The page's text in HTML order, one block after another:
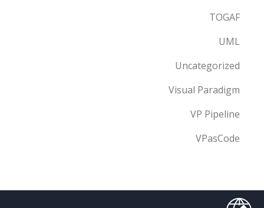
TOGAF
UML
Uncategorized
Visual Paradigm
VP Pipeline
VPasCode